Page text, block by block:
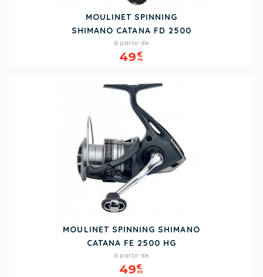
MOULINET SPINNING
SHIMANO CATANA FD 2500
Prix
à partir de
49€
95
MOULINET SPINNING SHIMANO
CATANA FE 2500 HG
Prix
à partir de
49€
99